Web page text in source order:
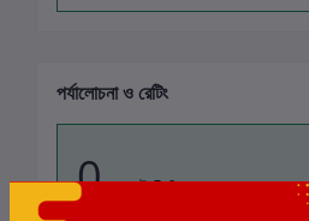
পর্যালোচনা ও রেটিং
0 মোট 5.0 -এ